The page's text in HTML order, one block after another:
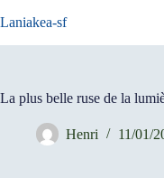
au
Laniakea-sf
La plus belle ruse de la
Henri 11/01/